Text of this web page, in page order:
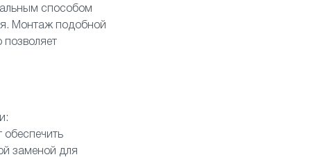
способом
Монтаж подобной
заменой для